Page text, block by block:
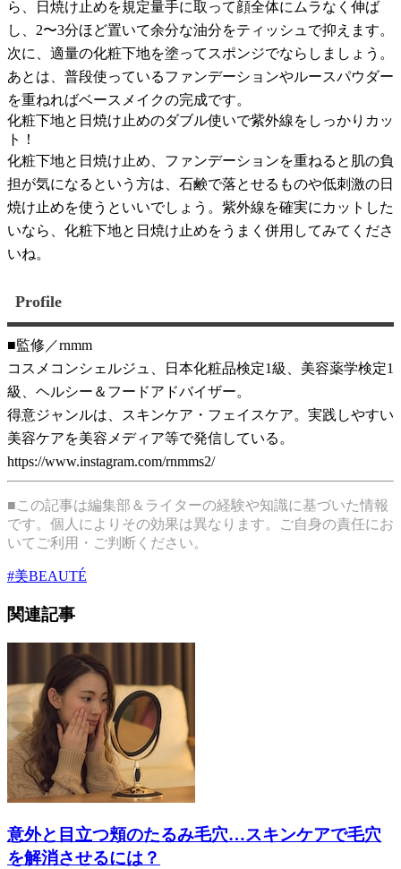
ら、日焼け止めを規定量手に取って顔全体にムラなく伸ば
し、2〜3分ほど置いて余分な油分をティッシュで抑えます。
次に、適量の化粧下地を塗ってスポンジでならしましょう。
あとは、普段使っているファンデーションやルースパウダー
を重ねればベースメイクの完成です。
化粧下地と日焼け止めのダブル使いで紫外線をしっかりカッ
ト！
化粧下地と日焼け止め、ファンデーションを重ねると肌の負
担が気になるという方は、石鹸で落とせるものや低刺激の日
焼け止めを使うといいでしょう。紫外線を確実にカットした
いなら、化粧下地と日焼け止めをうまく併用してみてくださ
いね。
Profile
■監修／rnmm
コスメコンシェルジュ、日本化粧品検定1級、美容薬学検定1
級、ヘルシー＆フードアドバイザー。
得意ジャンルは、スキンケア・フェイスケア。実践しやすい
美容ケアを美容メディア等で発信している。
https://www.instagram.com/rnmms2/
■この記事は編集部＆ライターの経験や知識に基づいた情報
です。個人によりその効果は異なります。ご自身の責任にお
いてご利用・ご判断ください。
#美BEAUTÉ
関連記事
意外と目立つ頬のたるみ毛穴…スキンケアで毛穴
を解消させるには？